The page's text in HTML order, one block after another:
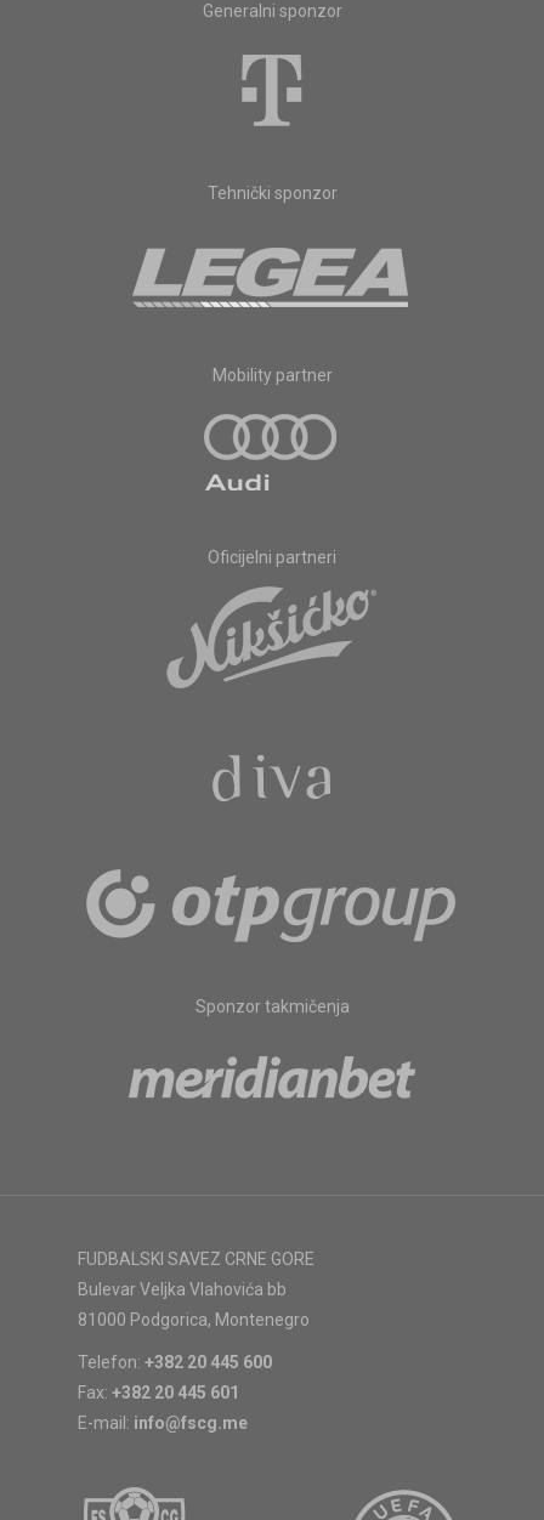
Generalni sponzor
Tehnički sponzor
Mobility partner
Oficijelni partneri
Sponzor takmičenja
FUDBALSKI SAVEZ CRNE GORE
Bulevar Veljka Vlahovića bb
81000 Podgorica, Montenegro
Telefon: +382 20 445 600
Fax: +382 20 445 601
E-mail: info@fscg.me